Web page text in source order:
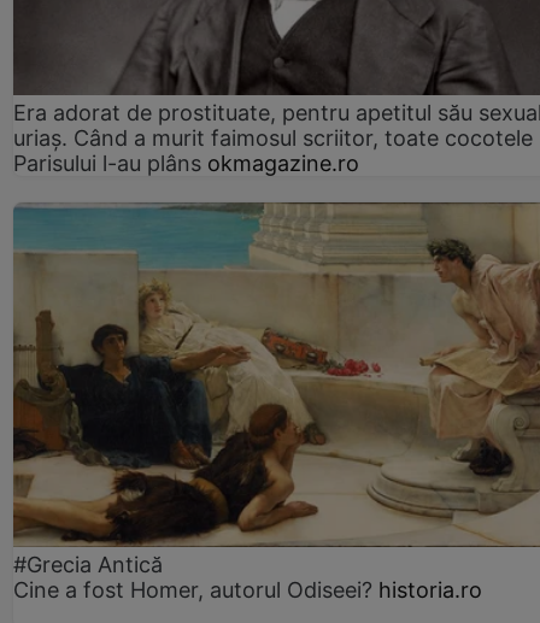
Era adorat de prostituate, pentru apetitul său
uriaș. Când a murit faimosul scriitor, toate cocotele
Parisului l-au plâns okmagazine.ro
#Grecia Antică
Cine a fost Homer, autorul Odiseei? historia.ro